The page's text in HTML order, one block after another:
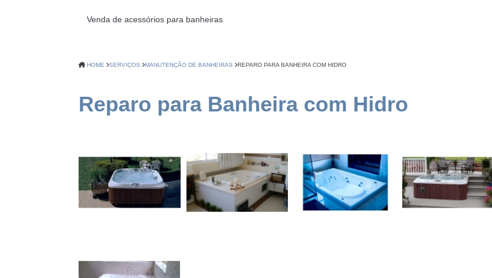
Venda de acessórios para banheiras
HOME SERVIÇOS MANUTENÇÃO DE BANHEIRAS REPARO PARA BANHEIRA COM HIDRO
Reparo para Banheira com Hidro